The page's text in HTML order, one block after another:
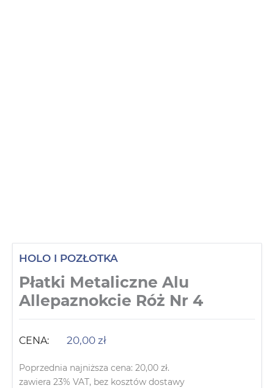
HOLO I POZŁOTKA
Płatki Metaliczne Alu
Allepaznokcie Róż Nr 4
CENA: 20,00 zł
Poprzednia najniższa cena: 20,00 zł.
zawiera 23% VAT, bez kosztów dostawy